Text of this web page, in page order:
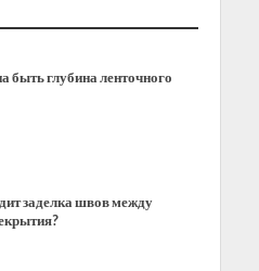
быть глубина ленточного
заделка швов между